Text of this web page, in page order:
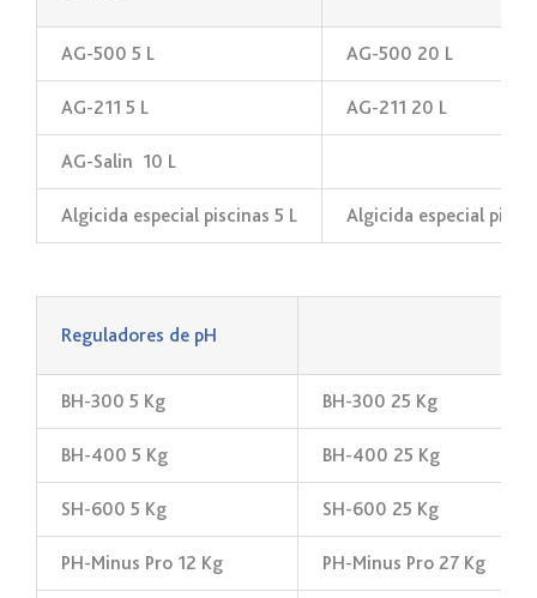
AG-500 5 L AG-500 20 L
AG-211 5 L AG-211 20 L
AG-Salin 10 L
Algicida especial piscinas 5 L
Algicida especial
Reguladores de pH
BH-300 5 Kg BH-300 25 Kg
BH-400 5 Kg BH-400 25 Kg
SH-600 5 Kg SH-600 25 Kg
PH-Minus Pro 12 Kg PH-Minus Pro 27 Kg